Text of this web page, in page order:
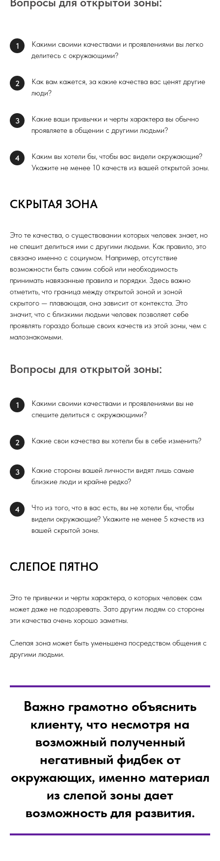
1
Какими своими качествами и проявлениями вы легко
делитесь с окружающими?
2
Как вам кажется, за какие качества вас ценят другие
люди?
3
Какие ваши привычки и черты характера вы обычно
проявляете в общении с другими людьми?
4
Каким вы хотели бы, чтобы вас видели окружающие?
Укажите не менее 10 качеств из вашей открытой зоны.
СКРЫТАЯ ЗОНА
Это те качества, о существовании которых человек знает, но
не спешит делиться ими с другими людьми. Как правило, это
связано именно с социумом. Например, отсутствие
возможности быть самим собой или необходимость
принимать навязанные правила и порядки. Здесь важно
отметить, что граница между открытой зоной и зоной
скрытого — плавающая, она зависит от контекста. Это
значит, что с близкими людьми человек позволяет себе
проявлять гораздо больше своих качеств из этой зоны, чем с
малознакомыми.
Вопросы для открытой зоны:
1
Какими своими качествами и проявлениями вы не
спешите делиться с окружающими?
2 Какие свои качества вы хотели бы в себе изменить?
3
Какие стороны вашей личности видят лишь самые
близкие люди и крайне редко?
4
Что из того, что в вас есть, вы не хотели бы, чтобы
видели окружающие? Укажите не менее 5 качеств из
вашей скрытой зоны.
СЛЕПОЕ ПЯТНО
Это те привычки и черты характера, о которых человек сам
может даже не подозревать. Зато другим людям со стороны
эти качества очень хорошо заметны.
Слепая зона может быть уменьшена посредством общения с
другими людьми.
Важно грамотно объяснить
клиенту, что несмотря на
возможный полученный
негативный фидбек от
окружающих, именно материал
из слепой зоны дает
возможность для развития.